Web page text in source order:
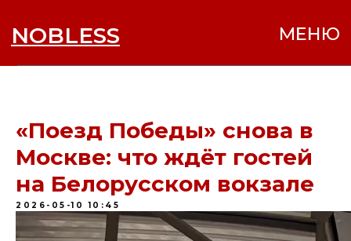
NOBLESS
«Поезд Победы» снова в
Москве: что ждёт гостей
на Белорусском вокзале
2026-05-10 10:45